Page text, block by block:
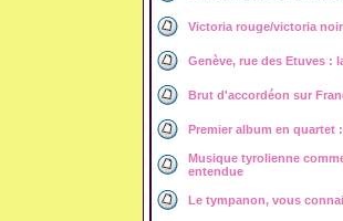
Victoria rouge/victoria noir
Genève, rue des Etuves :
Brut d'accordéon sur
Premier album en quartet
Musique tyrolienne
entendue
Le tympanon, vous